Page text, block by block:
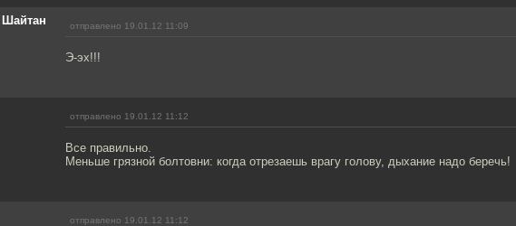
отправлено 19.01.12 11:09
Э-эх!!!
отправлено 19.01.12 11:12
Все правильно.
Меньше грязной болтовни: когда отрезаешь врагу голову, дыхание надо беречь!
отправлено 19.01.12 11:12